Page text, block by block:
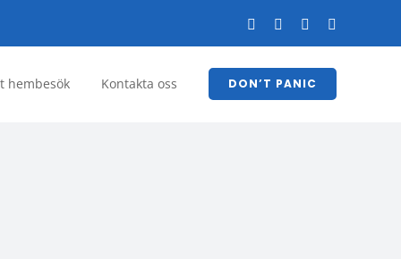
FacebookYouTubeLinkedIn
hembesök Kontakta oss DON’T PANIC